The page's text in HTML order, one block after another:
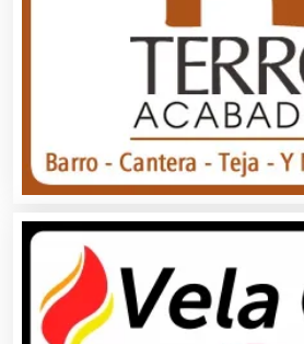
Artículos para el Hogar
Artículos para Regalos
Artículos Personales
Artículos Publicitarios